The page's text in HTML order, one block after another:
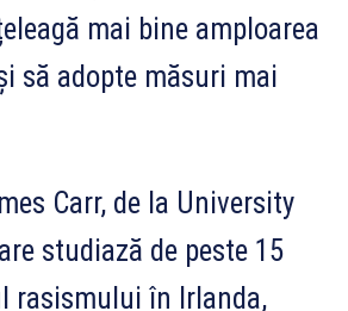
mai bine amploarea
să adopte măsuri mai
Carr, de la University
studiază de peste 15
rasismului în Irlanda,